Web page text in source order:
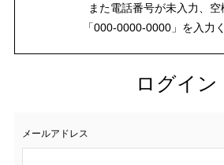
また電話番号が未入力、空
「000-0000-0000」を入力
ログイン
メールアドレス